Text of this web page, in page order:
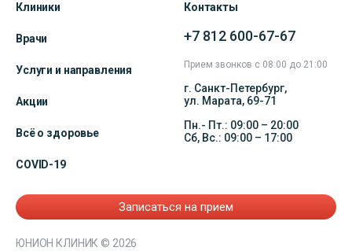
Клиники
Врачи
Услуги и направления
Акции
Всё о здоровье
COVID-19
Контакты
+7 812 600-67-67
Прием звонков с 08:00 до 21:00
г. Санкт-Петербург,
ул. Марата, 69-71
Пн.- Пт.: 09:00 – 20:00
Сб, Вс.: 09:00 – 17:00
Записаться на прием
ЮНИОН КЛИНИК © 2026